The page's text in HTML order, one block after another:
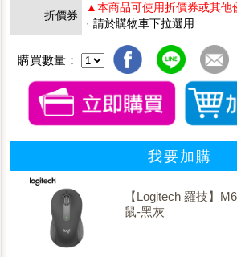
折價券
▲本商品可使用折價券或其他
· 請於購物車下拉選用
購買數量：
我要加購
【Logitech 羅技】
鼠-黑灰